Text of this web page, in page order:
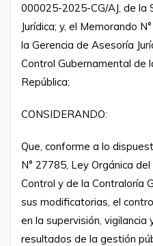
000025-2025-CG/AJ, de la
Jurídica; y, el Memorando
la Gerencia de Asesoría
Control Gubernamental de
República;
CONSIDERANDO:
Que, conforme a lo
N° 27785, Ley Orgánica
Control y de la Contraloría
sus modificatorias, el
en la supervisión,
resultados de la gestión